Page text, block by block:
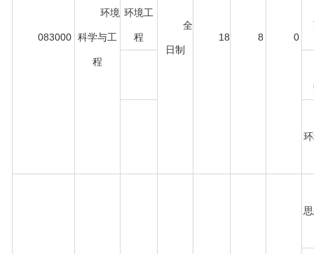
083000
环境
科学与工
程
全
日制
18 8 0
环境工
程